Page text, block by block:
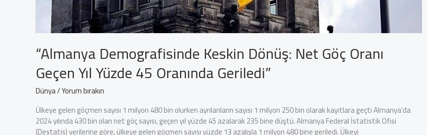
“Almanya Demografisinde Keskin Dönüş: Net Göç Oranı
Geçen Yıl Yüzde 45 Oranında Geriledi”
Dünya/Yorum bırakın
Ülkeye gelen göçmen sayısı 1 milyon 480 bin olurken ayrılanların sayısı 1 milyon 250 bin olarak kayıtlara geçti Almanya’da
2024 yılında 430 bin olan net göç sayısı, geçen yıl yüzde 45 azalarak 235 bine düştü. Almanya Federal İstatistik Ofisi
(Destatis) verilerine göre, ülkeye gelen göçmen sayısı yüzde 13 azalışla 1 milyon 480 bine geriledi. Ülkeyi